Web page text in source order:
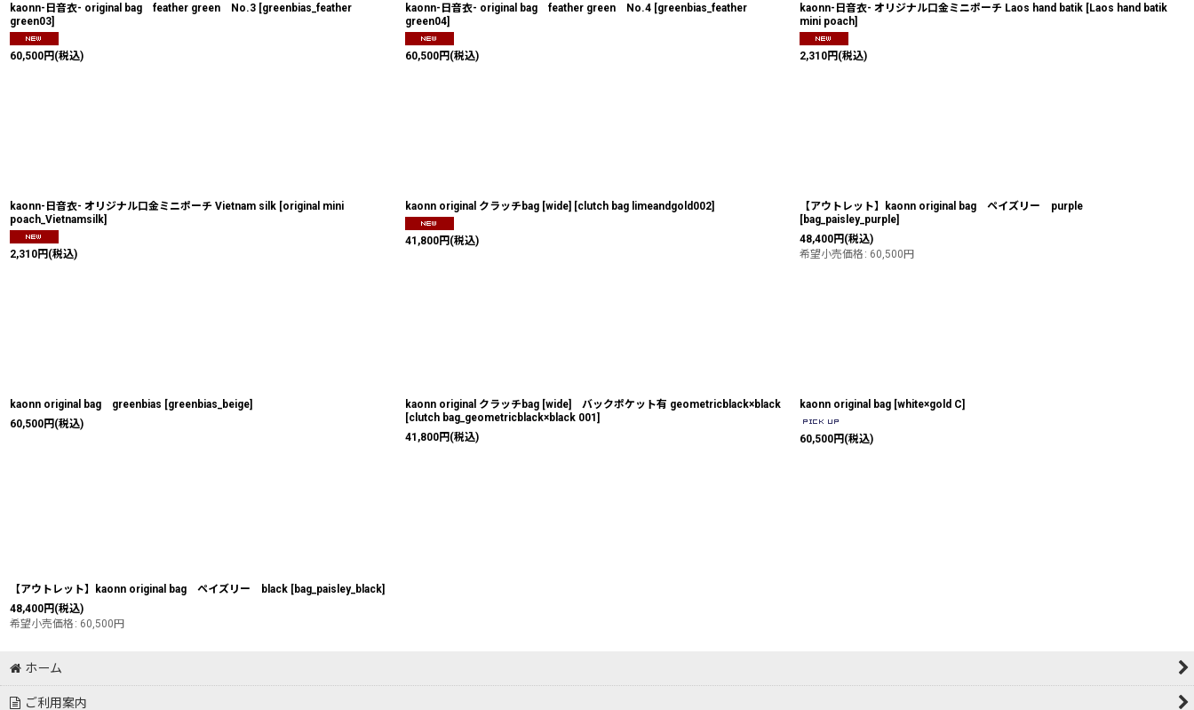
kaonn-日音衣- original bag feather green No.3 [greenbias_feather
green03]
60,500円 (税込)
kaonn-日音衣- original bag feather green No.4 [greenbias_feather
green04]
60,500円 (税込)
kaonn-日音衣- オリジナル口金ミニポーチ Laos hand batik [Laos hand batik
mini poach]
2,310円 (税込)
kaonn-日音衣- オリジナル口金ミニポーチ Vietnam silk [original mini
poach_Vietnamsilk]
2,310円 (税込)
kaonn original クラッチbag [wide] [clutch bag limeandgold002]
41,800円 (税込)
【アウトレット】kaonn original bag ペイズリー purple
[bag_paisley_purple]
48,400円 (税込)
希望小売価格 : 60,500円
kaonn original bag greenbias [greenbias_beige]
60,500円 (税込)
kaonn original クラッチbag [wide] バックポケット有 geometricblack×black
[clutch bag_geometricblack×black 001]
41,800円 (税込)
kaonn original bag [white×gold C]
60,500円 (税込)
【アウトレット】kaonn original bag ペイズリー black [bag_paisley_black]
48,400円 (税込)
希望小売価格 : 60,500円
ホーム
ご利用案内